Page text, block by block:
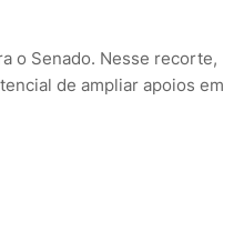
o Senado. Nesse recorte,
de ampliar apoios em